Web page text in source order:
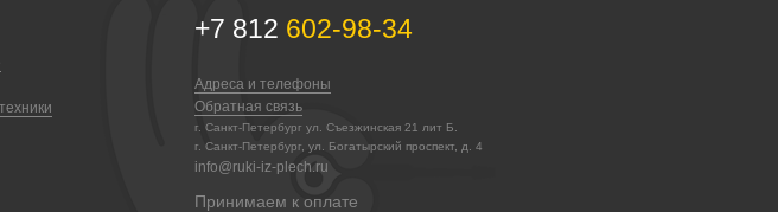
+7 812 602-98-34
Адреса и телефоны
Обратная связь
г. Санкт-Петербург ул. Съезжинская 21 лит Б.
г. Санкт-Петербург, ул. Богатырский проспект, д. 4
info@ruki-iz-plech.ru
Принимаем к оплате